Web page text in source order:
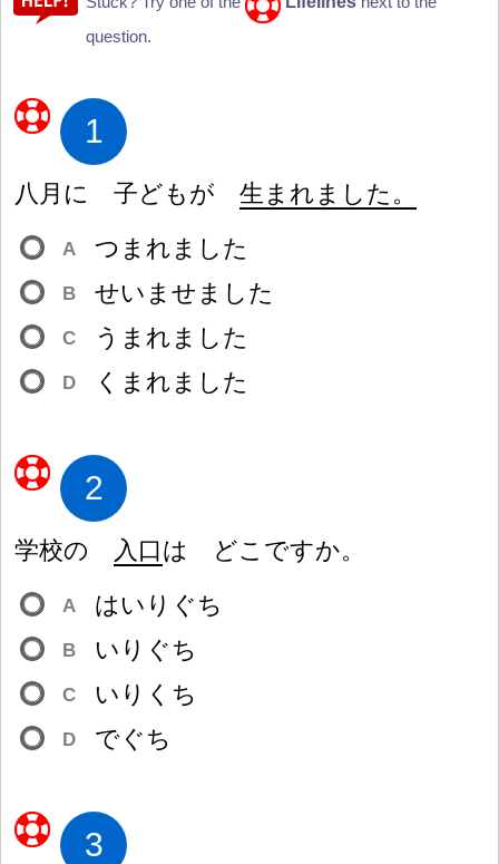
question.
1
八 月 に 子どもが 生 まれました。
A つまれました
B せいませました
C うまれました
D くまれました
2
学校の 入 口は どこですか。
A はいりぐち
B いりぐち
C いりくち
D でぐち
3